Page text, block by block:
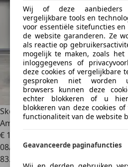
Skoda Octavia*GARANTIE 12
Ambition DSG
€ 13.900
08/2019
83.000 km
Wij of deze aanbieders
vergelijkbare tools en
voor essentiële sitefuncties
de website garanderen. Ze
als reactie op
mogelijk te maken, zoals
inloggegevens of
deze cookies of vergelijkbare
gesproken niet worden
browsers kunnen deze
echter blokkeren of u
blokkeren van deze cookies
functionaliteit van de website
Geavanceerde paginafuncties